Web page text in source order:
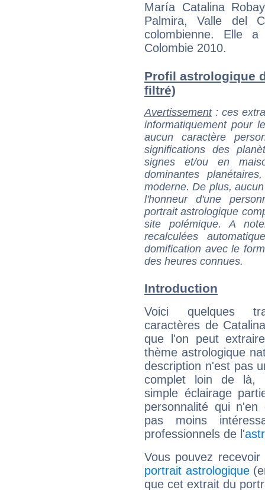
María Catalina
Palmira, Valle del
colombienne. Elle
Colombie 2010.
Profil astrologique
filtré)
Avertissement: ces
informatiquement pour
aucun caractère
significations des
signes et/ou en
dominantes
moderne. De plus,
l'honneur d'une
portrait astrologique
site polémique. A
recalculées
domification avec le
des heures connues.
Introduction
Voici quelques
caractères de
que l'on peut
thème astrologique
description n'est pas
complet loin de là,
simple éclairage
personnalité qui n'en
pas moins
professionnels de l'
Vous pouvez
portrait astrologique
que cet extrait du